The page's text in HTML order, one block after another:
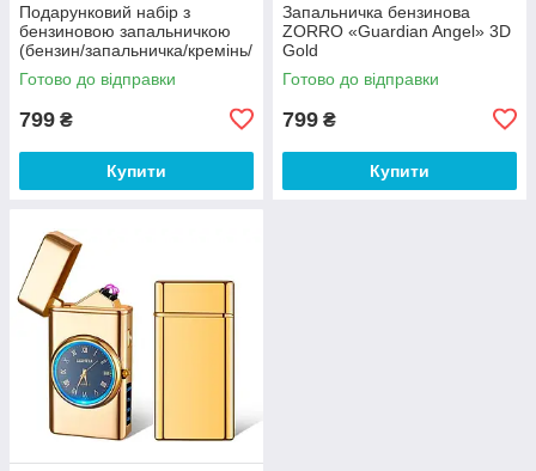
Подарунковий набір з
бензиновою запальничкою
(бензин/запальничка/кремінь/
фітіль) Zorro
Готово до відправки
799 ₴
Купити
Запальничка бензинова
ZORRO «Guardian Angel» 3D
Gold
Готово до відправки
799 ₴
Купити